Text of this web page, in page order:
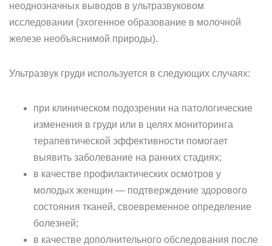
неоднозначных выводов в ультразвуковом
исследовании (эхогенное образование в молочной
железе необъяснимой природы).
Ультразвук груди используется в следующих случаях:
при клиническом подозрении на патологические
изменения в груди или в целях мониторинга
терапевтической эффективности помогает
выявить заболевание на ранних стадиях;
в качестве профилактических осмотров у
молодых женщин — подтверждение здорового
состояния тканей, своевременное определение
болезней;
в качестве дополнительного обследования после